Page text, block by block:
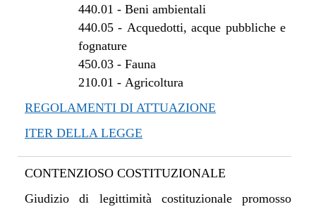
440.01 - Beni ambientali
440.05- Acquedotti, acque pubbliche e
fognature
450.03- Fauna
210.01 - Agricoltura
REGOLAMENTI DI ATTUAZIONE
ITER DELLA LEGGE
CONTENZIOSO COSTITUZIONALE
Giudizio di legittimità costituzionale promosso